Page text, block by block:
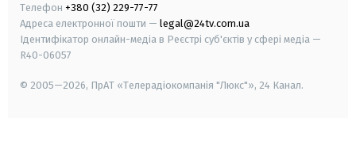
Телефон +380 (32) 229-77-77
Адреса електронної пошти — legal@24tv.com.ua
Ідентифікатор онлайн-медіа в Реєстрі суб'єктів у сфері медіа —
R40-06057
© 2005—2026, ПрАТ «Телерадіокомпанія "Люкс"», 24 Канал.